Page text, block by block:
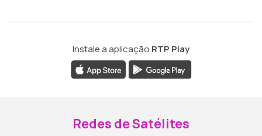
Instale a aplicação RTP Play
Redes de Satélites